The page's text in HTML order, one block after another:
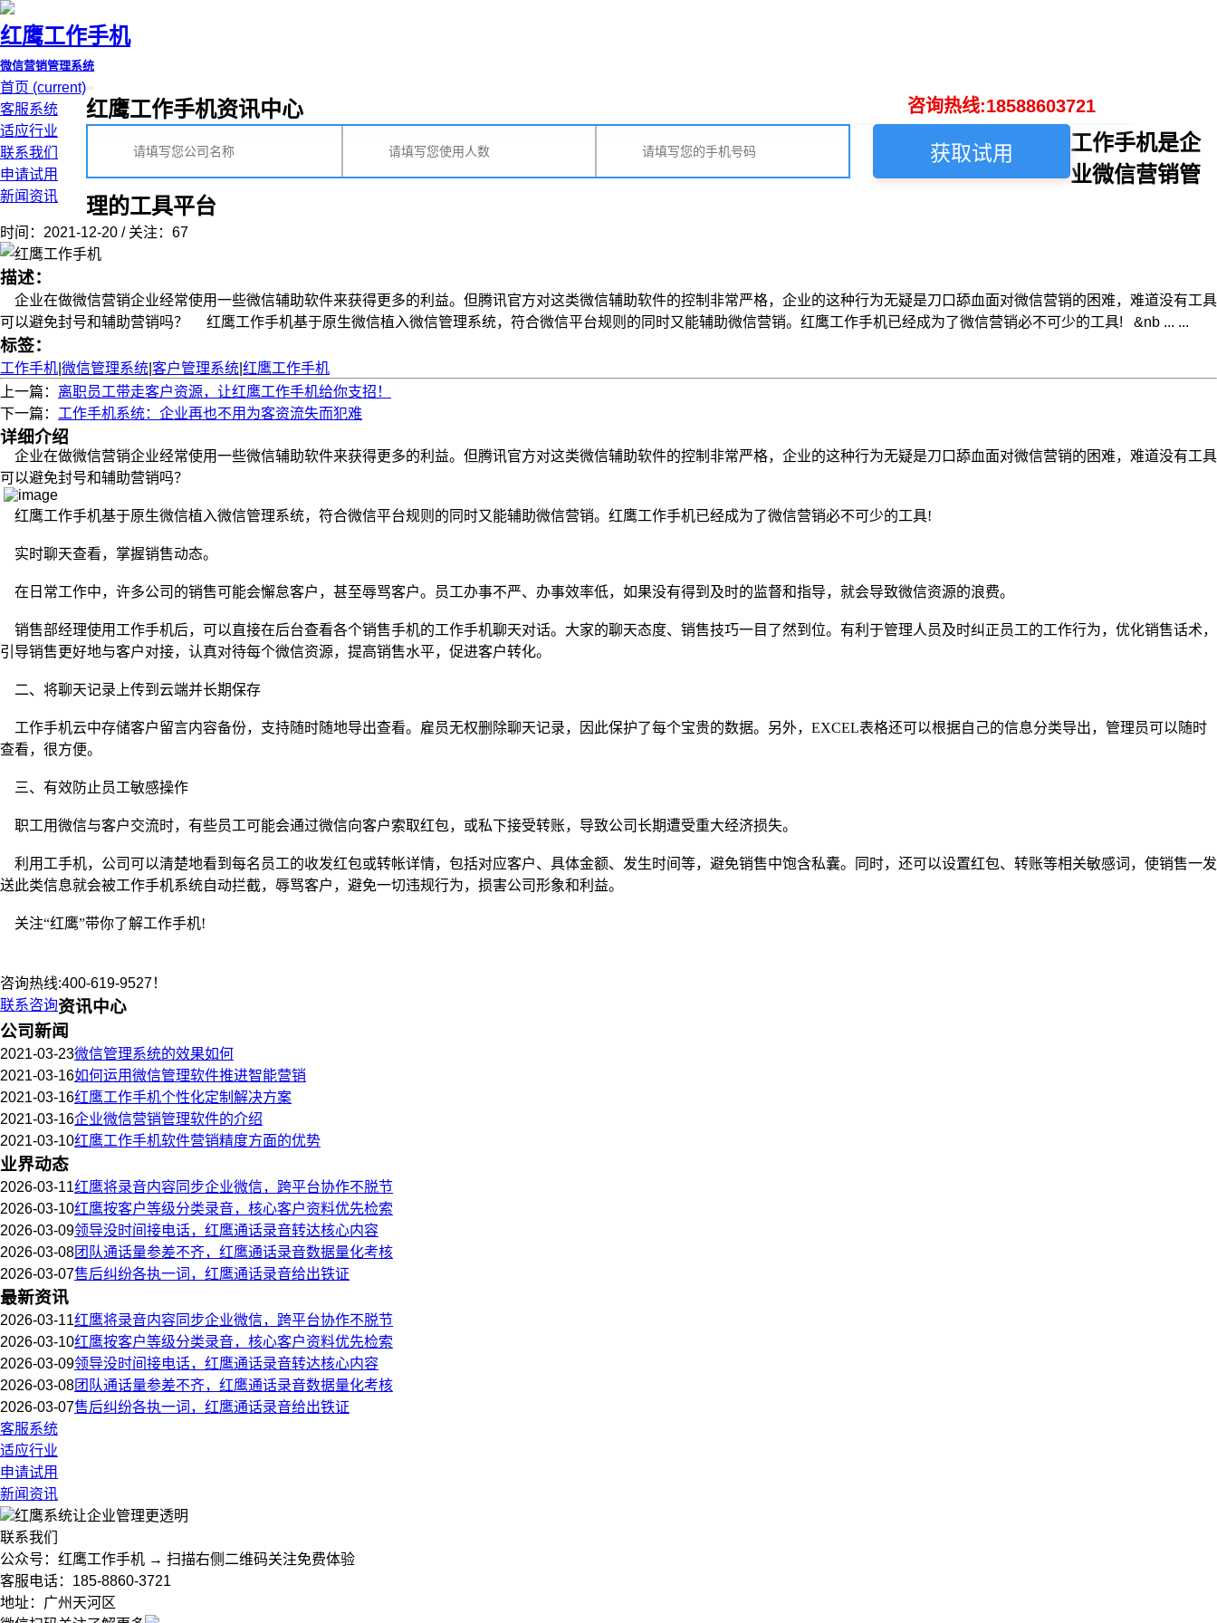
红鹰工作手机
微信营销管理系统
首页 (current)
客服系统
适应行业
联系我们
申请试用
新闻资讯
咨询热线:18588603721
红鹰工作手机资讯中心
获取试用
工作手机是企
业微信营销管
理的工具平台
时间：2021-12-20 / 关注：67
描述：
企业在做微信营销企业经常使用一些微信辅助软件来获得更多的利益。但腾讯官方对这类微信辅助软件的控制非常严格，企业的这种行为无疑是刀口舔血面对微信营销的困难，难道没有工具
可以避免封号和辅助营销吗？ 红鹰工作手机基于原生微信植入微信管理系统，符合微信平台规则的同时又能辅助微信营销。红鹰工作手机已经成为了微信营销必不可少的工具! &nb ... ...
标签：
工作手机 微信管理系统 客户管理系统 红鹰工作手机
上一篇： 离职员工带走客户资源，让红鹰工作手机给你支招！
下一篇： 工作手机系统：企业再也不用为客资流失而犯难
详细介绍
企业在做微信营销企业经常使用一些微信辅助软件来获得更多的利益。但腾讯官方对这类微信辅助软件的控制非常严格，企业的这种行为无疑是刀口舔血面对微信营销的困难，难道没有工具
可以避免封号和辅助营销吗？
红鹰工作手机基于原生微信植入微信管理系统，符合微信平台规则的同时又能辅助微信营销。红鹰工作手机已经成为了微信营销必不可少的工具!
实时聊天查看，掌握销售动态。
在日常工作中，许多公司的销售可能会懈怠客户，甚至辱骂客户。员工办事不严、办事效率低，如果没有得到及时的监督和指导，就会导致微信资源的浪费。
销售部经理使用工作手机后，可以直接在后台查看各个销售手机的工作手机聊天对话。大家的聊天态度、销售技巧一目了然到位。有利于管理人员及时纠正员工的工作行为，优化销售话术，
引导销售更好地与客户对接，认真对待每个微信资源，提高销售水平，促进客户转化。
二、将聊天记录上传到云端并长期保存
工作手机云中存储客户留言内容备份，支持随时随地导出查看。雇员无权删除聊天记录，因此保护了每个宝贵的数据。另外， EXCEL表格还可以根据自己的信息分类导出，管理员可以随时
查看，很方便。
三、有效防止员工敏感操作
职工用微信与客户交流时，有些员工可能会通过微信向客户索取红包，或私下接受转账，导致公司长期遭受重大经济损失。
利用工手机，公司可以清楚地看到每名员工的收发红包或转帐详情，包括对应客户、具体金额、发生时间等，避免销售中饱含私囊。同时，还可以设置红包、转账等相关敏感词，使销售一发
送此类信息就会被工作手机系统自动拦截，辱骂客户，避免一切违规行为，损害公司形象和利益。
关注“红鹰”带你了解工作手机!
咨询热线:400-619-9527！
联系咨询资讯中心
公司新闻
2021-03-23微信管理系统的效果如何
2021-03-16如何运用微信管理软件推进智能营销
2021-03-16红鹰工作手机个性化定制解决方案
2021-03-16企业微信营销管理软件的介绍
2021-03-10红鹰工作手机软件营销精度方面的优势
业界动态
2026-03-11红鹰将录音内容同步企业微信，跨平台协作不脱节
2026-03-10红鹰按客户等级分类录音，核心客户资料优先检索
2026-03-09领导没时间接电话，红鹰通话录音转达核心内容
2026-03-08团队通话量参差不齐，红鹰通话录音数据量化考核
2026-03-07售后纠纷各执一词，红鹰通话录音给出铁证
最新资讯
2026-03-11红鹰将录音内容同步企业微信，跨平台协作不脱节
2026-03-10红鹰按客户等级分类录音，核心客户资料优先检索
2026-03-09领导没时间接电话，红鹰通话录音转达核心内容
2026-03-08团队通话量参差不齐，红鹰通话录音数据量化考核
2026-03-07售后纠纷各执一词，红鹰通话录音给出铁证
客服系统
适应行业
申请试用
新闻资讯
红鹰系统让企业管理更透明
联系我们
公众号：红鹰工作手机 → 扫描右侧二维码关注免费体验
客服电话：185-8860-3721
地址：广州天河区